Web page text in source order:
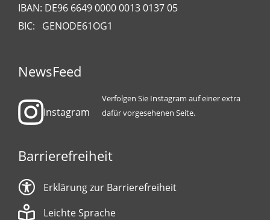
IBAN: DE96 6649 0000 0013 0137 05
BIC: GENODE61OG1
NewsFeed
Instagram
Verfolgen Sie Instagram auf einer extra
dafür vorgesehenen Seite.
Barrierefreiheit
Erklärung zur Barrierefreiheit
Leichte Sprache